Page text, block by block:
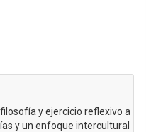
y ejercicio reflexivo a
y un enfoque intercultural